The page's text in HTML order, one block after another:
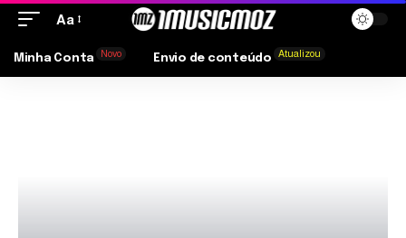
Aa
Minha Conta Novo Envio de conteúdo Atualizou